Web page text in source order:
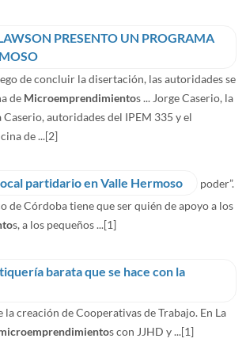
PRESENTO UN PROGRAMA
de concluir la disertación, las autoridades se
de Microemprendimientos ... Jorge Caserio, la
autoridades del IPEM 335 y el
de ...[2]
partidario en Valle Hermoso
poder”.
de Córdoba tiene que ser quién de apoyo a los
s, a los pequeños ...[1]
barata que se hace con la
la creación de Cooperativas de Trabajo. En La
s con JJHD y ...[1]